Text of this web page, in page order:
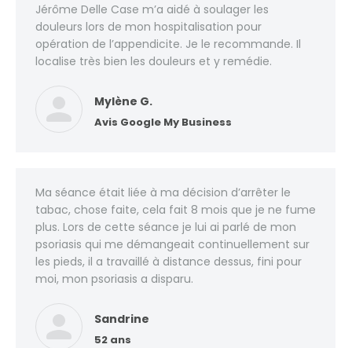
Jérôme Delle Case m’a aidé à soulager les
douleurs lors de mon hospitalisation pour
opération de l’appendicite. Je le recommande. Il
localise très bien les douleurs et y remédie.
Mylène G.
Avis Google My Business
Ma séance était liée à ma décision d’arrêter le
tabac, chose faite, cela fait 8 mois que je ne fume
plus. Lors de cette séance je lui ai parlé de mon
psoriasis qui me démangeait continuellement sur
les pieds, il a travaillé à distance dessus, fini pour
moi, mon psoriasis a disparu.
Sandrine
52 ans